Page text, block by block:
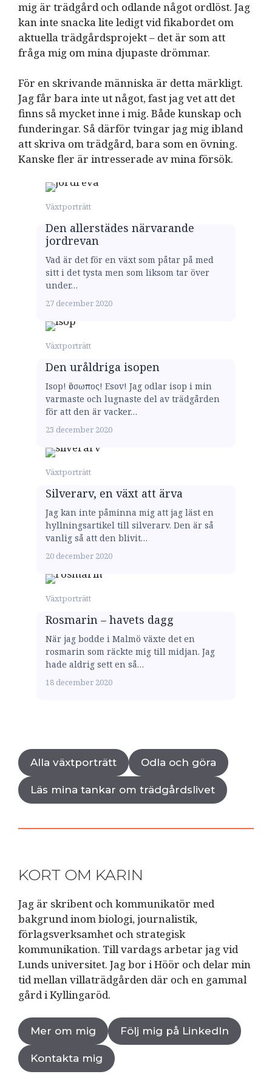
mig är trädgård och odlande något ordlöst. Jag
kan inte snacka lite ledigt vid fikabordet om
aktuella trädgårdsprojekt – det är som att
fråga mig om mina djupaste drömmar.
För en skrivande människa är detta märkligt.
Jag får bara inte ut något, fast jag vet att det
finns så mycket inne i mig. Både kunskap och
funderingar. Så därför tvingar jag mig ibland
att skriva om trädgård, bara som en övning.
Kanske fler är intresserade av mina försök.
Växtporträtt
Den allerstädes närvarande
jordrevan
Vad är det för en växt som påtar på med
sitt i det tysta men som liksom tar över
under…
27 december 2020
Växtporträtt
Den uråldriga isopen
Isop! ὕσσωπος! Esov! Jag odlar isop i min
varmaste och lugnaste del av trädgården
för att den är vacker…
23 december 2020
Växtporträtt
Silverarv, en växt att ärva
Jag kan inte påminna mig att jag läst en
hyllningsartikel till silverarv. Den är så
vanlig så att den blivit…
20 december 2020
Växtporträtt
Rosmarin – havets dagg
När jag bodde i Malmö växte det en
rosmarin som räckte mig till midjan. Jag
hade aldrig sett en så…
18 december 2020
Alla växtporträtt Odla och göra
Läs mina tankar om trädgårdslivet
KORT OM KARIN
Jag är skribent och kommunikatör med
bakgrund inom biologi, journalistik,
förlagsverksamhet och strategisk
kommunikation. Till vardags arbetar jag vid
Lunds universitet. Jag bor i Höör och delar min
tid mellan villaträdgården där och en gammal
gård i Kyllingaröd.
Mer om mig Följ mig på LinkedIn
Kontakta mig